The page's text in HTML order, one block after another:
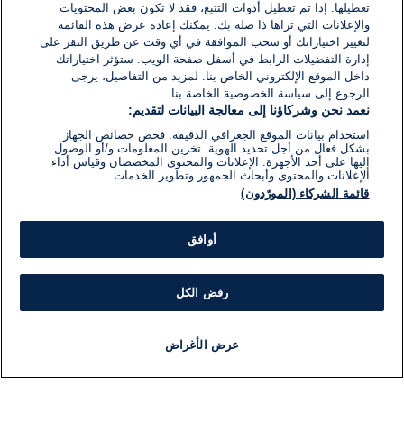
تعطيلها. إذا تم تعطيل أدوات التتبع، فقد لا تكون بعض المحتويات
والإعلانات التي تراها ذا صلة بك. يمكنك إعادة عرض هذه القائمة
لتغيير اختياراتك أو سحب الموافقة في أي وقت عن طريق النقر على
إدارة التفضيلات الرابط في أسفل صفحة الويب. ستؤثر اختياراتك
داخل الموقع الإلكتروني الخاص بنا. لمزيد من التفاصيل، يرجى
الرجوع إلى سياسة الخصوصية الخاصة بنا.
نعمد نحن وشركاؤنا إلى معالجة البيانات لتقديم:
استخدام بيانات الموقع الجغرافي الدقيقة. فحص خصائص الجهاز
بشكل فعال من أجل تحديد الهوية. تخزين المعلومات و/أو الوصول
إليها على أحد الأجهزة. الإعلانات والمحتوى المخصصان وقياس أداء
الإعلانات والمحتوى وأبحاث الجمهور وتطوير الخدمات.
قائمة الشركاء (المورّدون)
أوافق
رفض الكل
عرض الأغراض